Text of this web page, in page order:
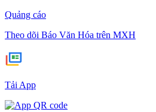
Quảng cáo
Theo dõi Báo Văn Hóa trên MXH
Tải App